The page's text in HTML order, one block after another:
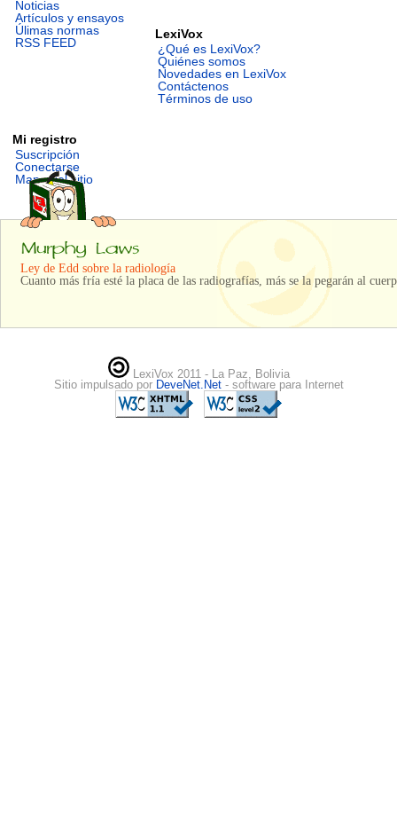
Noticias
Artículos y ensayos
Úlimas normas
RSS FEED
LexiVox
¿Qué es LexiVox?
Quiénes somos
Novedades en LexiVox
Contáctenos
Términos de uso
Mi registro
Suscripción
Conectarse
Mapa del sitio
Ley de Edd sobre la radiología
Cuanto más fría esté la placa de las radiografías, más se la pegarán al
LexiVox 2011 - La Paz, Bolivia
Sitio impulsado por DeveNet.Net - software para Internet